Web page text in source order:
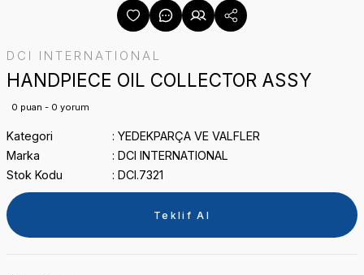
DCI INTERNATIONAL
HANDPIECE OIL COLLECTOR ASSY
0 puan - 0 yorum
Kategori
YEDEKPARÇA VE VALFLER
Marka
DCI INTERNATIONAL
Stok Kodu
DCI.7321
Teklif Al